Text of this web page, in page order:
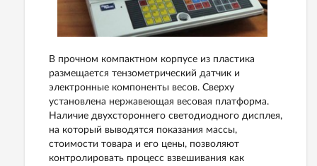
В прочном компактном корпусе из пластика
размещается тензометрический датчик и
электронные компоненты весов. Сверху
установлена нержавеющая весовая платформа.
Наличие двухстороннего светодиодного дисплея,
на который выводятся показания массы,
стоимости товара и его цены, позволяют
контролировать процесс взвешивания как